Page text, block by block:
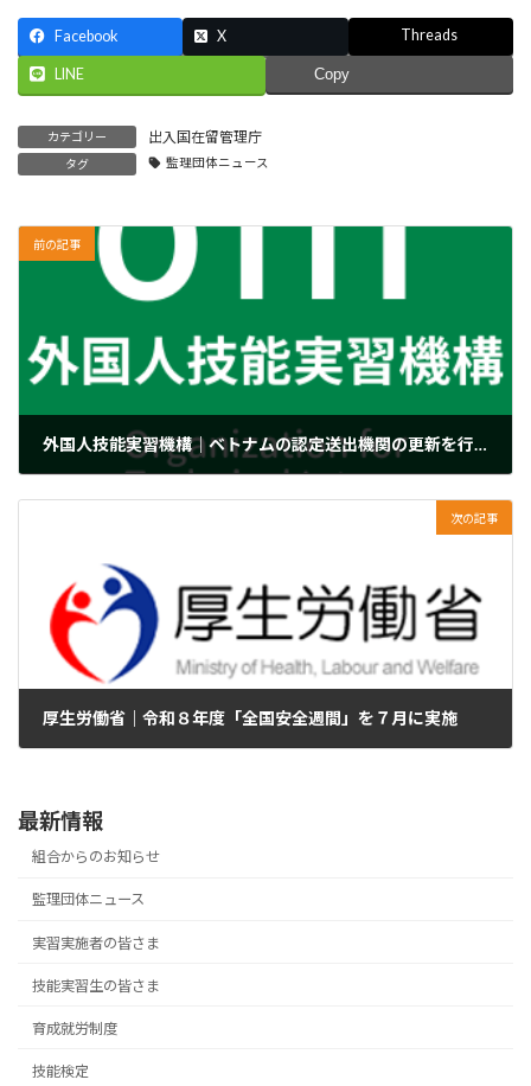
Facebook X Threads
LINE Copy
カテゴリー 出入国在留管理庁
タグ 監理団体ニュース
前の記事
外国人技能実習機構｜ベトナムの認定送出機関の更新を行いました。（１機関削除）
次の記事
厚生労働省｜令和８年度「全国安全週間」を７月に実施
最新情報
組合からのお知らせ
監理団体ニュース
実習実施者の皆さま
技能実習生の皆さま
育成就労制度
技能検定